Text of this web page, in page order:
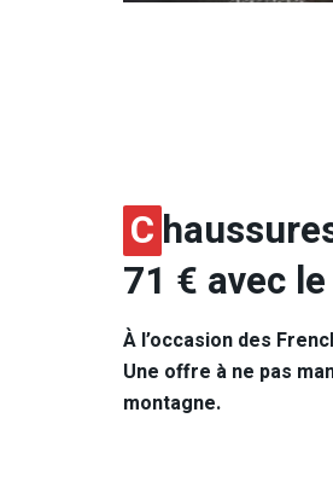
C
71 € avec le
À l’occasion des
Une offre à ne pas
montagne.